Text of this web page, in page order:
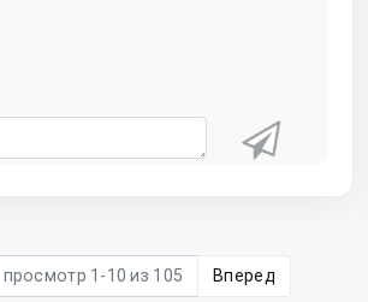
просмотр 1-10 из 105 Вперед